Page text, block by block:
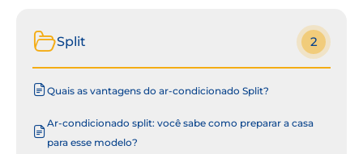
Split 2
Quais as vantagens do ar-condicionado Split?
Ar-condicionado split: você sabe como preparar a casa
para esse modelo?